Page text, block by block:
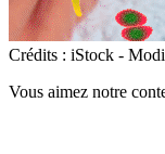
Crédits : iStock -
Vous aimez notre